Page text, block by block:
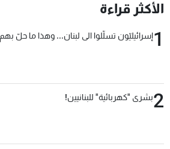
الأكثر قراءة
1إسرائيليّون تسلّلوا الى لبنان... وهذا ما حلّ بهم
2بشرى "كهربائية" للبنانيين!